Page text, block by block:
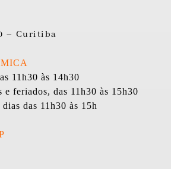
– Curitiba
11h30 às 14h30
e feriados, das 11h30 às 15h30
das 11h30 às 15h